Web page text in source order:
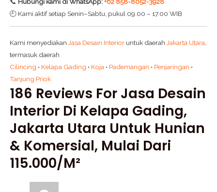
🕘 Kami aktif setiap Senin–Sabtu, pukul 09.00 – 17.00 WIB
Kami menyediakan Jasa Desain Interior untuk daerah Jakarta Utara
termasuk daerah
Cilincing • Kelapa Gading • Koja • Pademangan • Penjaringan •
Tanjung Priok
186 Reviews For Jasa Desain
Interior Di Kelapa Gading,
Jakarta Utara Untuk Hunian
& Komersial, Mulai Dari
115.000/m²